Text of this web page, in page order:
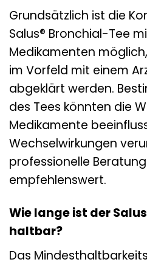
Grundsätzlich ist die
Salus® Bronchial-Tee
Medikamenten
im Vorfeld mit einem
abgeklärt werden.
des Tees könnten die
Medikamente
Wechselwirkungen
professionelle
empfehlenswert.
Wie lange ist der
haltbar?
Das